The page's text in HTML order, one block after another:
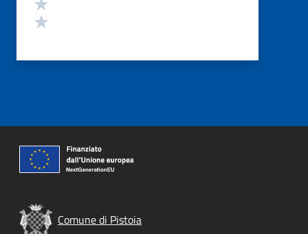
Comune di Pistoia